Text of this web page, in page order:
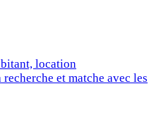
location
et matche avec les